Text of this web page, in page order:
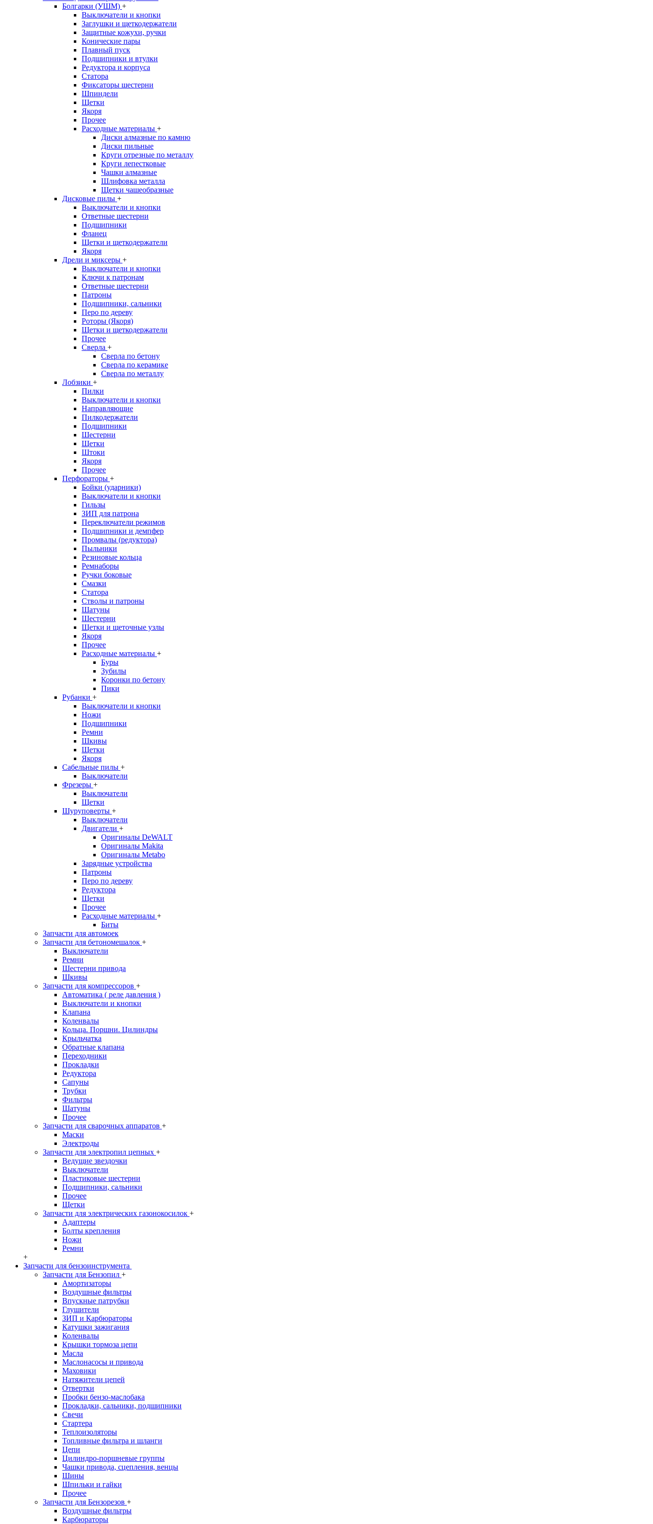
Болгарки (УШМ) +
Выключатели и кнопки
Заглушки и щеткодержатели
Защитные кожухи, ручки
Конические пары
Плавный пуск
Подшипники и втулки
Редуктора и корпуса
Статора
Фиксаторы шестерни
Шпиндели
Щетки
Якоря
Прочее
Расходные материалы +
Диски алмазные по камню
Диски пильные
Круги отрезные по металлу
Круги лепестковые
Чашки алмазные
Шлифовка металла
Щетки чашеобразные
Дисковые пилы +
Выключатели и кнопки
Ответные шестерни
Подшипники
Фланец
Щетки и щеткодержатели
Якоря
Дрели и миксеры +
Выключатели и кнопки
Ключи к патронам
Ответные шестерни
Патроны
Подшипники, сальники
Перо по дереву
Роторы (Якоря)
Щетки и щеткодержатели
Прочее
Сверла +
Сверла по бетону
Сверла по керамике
Сверла по металлу
Лобзики +
Пилки
Выключатели и кнопки
Направляющие
Пилкодержатели
Подшипники
Шестерни
Щетки
Штоки
Якоря
Прочее
Перфораторы +
Бойки (ударники)
Выключатели и кнопки
Гильзы
ЗИП для патрона
Переключатели режимов
Подшипники и демпфер
Промвалы (редуктора)
Пыльники
Резиновые кольца
Ремнаборы
Ручки боковые
Смазки
Статора
Стволы и патроны
Шатуны
Шестерни
Щетки и щеточные узлы
Якоря
Прочее
Расходные материалы +
Буры
Зубилы
Коронки по бетону
Пики
Рубанки +
Выключатели и кнопки
Ножи
Подшипники
Ремни
Шкивы
Щетки
Якоря
Сабельные пилы +
Выключатели
Фрезеры +
Выключатели
Щетки
Шуруповерты +
Выключатели
Двигатели +
Оригиналы DeWALT
Оригиналы Makita
Оригиналы Metabo
Зарядные устройства
Патроны
Перо по дереву
Редуктора
Щетки
Прочее
Расходные материалы +
Биты
Запчасти для автомоек
Запчасти для бетономешалок +
Выключатели
Ремни
Шестерни привода
Шкивы
Запчасти для компрессоров +
Автоматика ( реле давления )
Выключатели и кнопки
Клапана
Коленвалы
Кольца. Поршни. Цилиндры
Крыльчатка
Обратные клапана
Переходники
Прокладки
Редуктора
Сапуны
Трубки
Фильтры
Шатуны
Прочее
Запчасти для сварочных аппаратов +
Маски
Электроды
Запчасти для электропил цепных +
Ведущие звездочки
Выключатели
Пластиковые шестерни
Подшипники, сальники
Прочее
Щетки
Запчасти для электрических газонокосилок +
Адаптеры
Болты крепления
Ножи
Ремни
+
Запчасти для бензоинструмента
Запчасти для Бензопил +
Амортизаторы
Воздушные фильтры
Впускные патрубки
Глушители
ЗИП и Карбюраторы
Катушки зажигания
Коленвалы
Крышки тормоза цепи
Масла
Маслонасосы и привода
Маховики
Натяжители цепей
Отвертки
Пробки бензо-маслобака
Прокладки, сальники, подшипники
Свечи
Стартера
Теплоизоляторы
Топливные фильтра и шланги
Цепи
Цилиндро-поршневые группы
Чашки привода, сцепления, венцы
Шины
Шпильки и гайки
Прочее
Запчасти для Бензорезов +
Воздушные фильтры
Карбюраторы